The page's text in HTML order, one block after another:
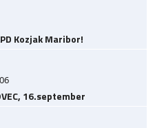
Kozjak Maribor!
16.september